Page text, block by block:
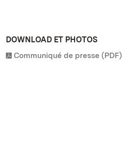
DOWNLOAD ET PHOTOS
Communiqué de presse (PDF)